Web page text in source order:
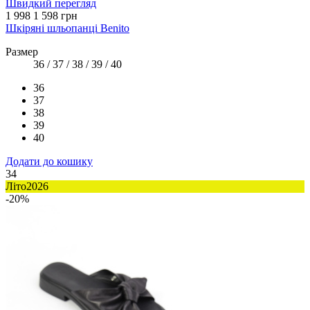
Швидкий перегляд
1 998 1 598 грн
Шкіряні шльопанці Benito
Размер
36 / 37 / 38 / 39 / 40
36
37
38
39
40
Додати до кошику
34
Літо2026
-20%